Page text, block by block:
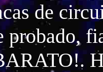
de
probado,